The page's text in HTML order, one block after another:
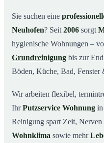
03Warum Mr. Cleaner in
04So funktioniert’s
05Typische Anlässe für
08So reinigen unsere
Neuhofen
Sie suchen eine
Neuhofen? Seit 2006 sorgt
hygienische Wohnungen –
Grundreinigung bis zur
Böden, Küche, Bad, Fenster
Wir arbeiten flexibel,
IhrPutzservice Wohnung
Reinigung spart Zeit, Nerven
Wohnklima sowie mehr